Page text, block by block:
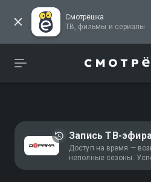
Смотрёшка
ТВ, фильмы и сериалы
Запись ТВ-
Доступ на время —
неполные сезоны.